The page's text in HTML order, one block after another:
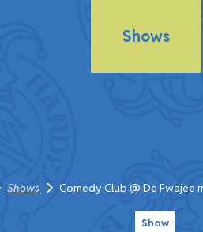
Shows
Shows Comedy Club @ De Fwajee
Show